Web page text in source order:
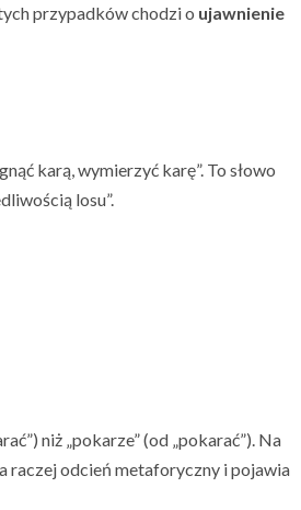
przypadków chodzi o ujawnienie
karą, wymierzyć karę”. To słowo
losu”.
niż „pokarze” (od „pokarać”). Na
raczej odcień metaforyczny i pojawia